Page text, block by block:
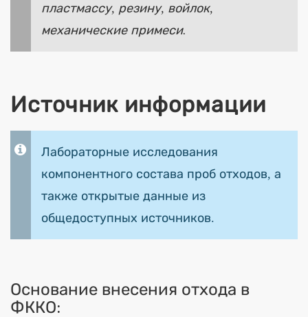
пластмассу, резину, войлок,
механические примеси.
Источник информации
Лабораторные исследования
компонентного состава проб отходов, а
также открытые данные из
общедоступных источников.
Основание внесения отхода в
ФККО: